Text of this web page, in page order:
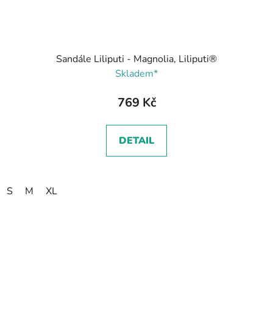
Sandále Liliputi - Magnolia, Liliputi®
Skladem*
769 Kč
DETAIL
S M XL